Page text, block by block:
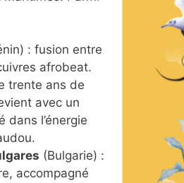
: fusion entre
afrobeat.
trente ans de
avec un
dans l’énergie
(Bulgarie) :
accompagné